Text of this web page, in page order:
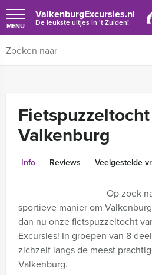
ValkenburgExcursies.nl
De leukste uitjes in 't Zuiden!
MENU
Valkenburg
Info Reviews Veelgestelde
Op zoek
sportieve manier om
dan nu onze fietspuzzeltocht
Excursies! In groepen van 8
zichzelf langs de meest
Valkenburg.